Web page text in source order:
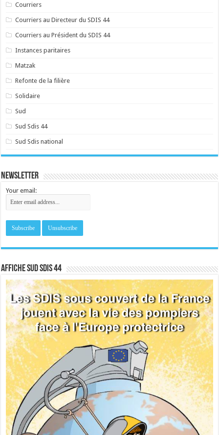
Courriers
Courriers au Directeur du SDIS 44
Courriers au Président du SDIS 44
Instances paritaires
Matzak
Refonte de la filière
Solidaire
Sud
Sud Sdis 44
Sud Sdis national
Newsletter
Your email:
Affiche sud SDIS 44